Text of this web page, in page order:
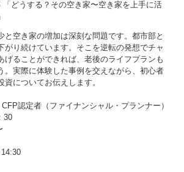
うする？その空き家〜空き家を上手に活
と空き家の増加は深刻な問題です。都市部と
がり続けています。そこを逆転の発想でチャ
げることができれば、老後のライフプランも
。実際に体験した事例を交えながら、初心者
についてお伝えします。
認定者（ファイナンシャル・プランナー）
30